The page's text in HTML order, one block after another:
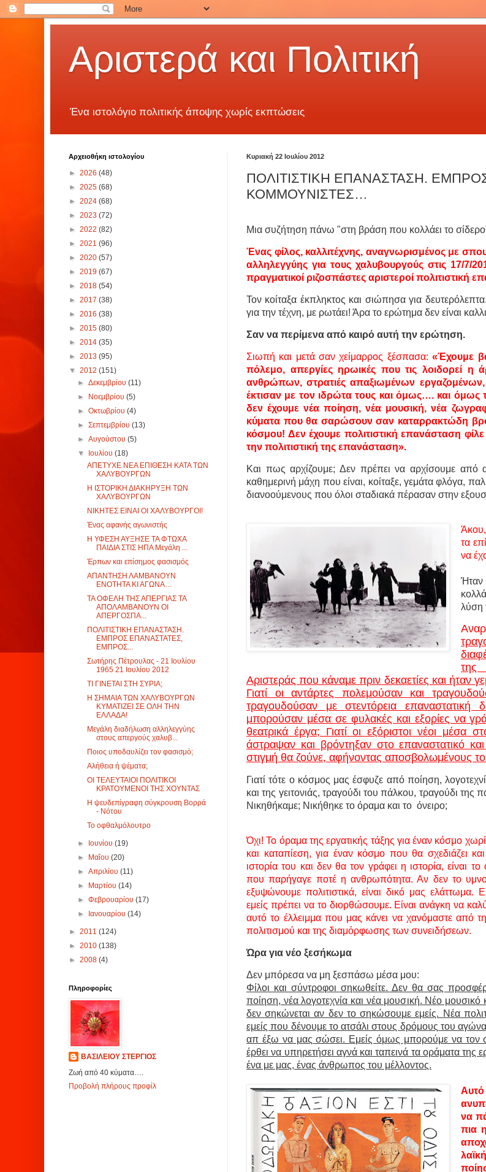
Αριστερά και Πολιτική
Ένα ιστολόγιο πολιτικής άποψης χωρίς εκπτώσεις
Κυριακή 22 Ιουλίου 2012
ΠΟΛΙΤΙΣΤΙΚΗ ΕΠΑΝΑΣΤΑΣΗ.
ΚΟΜΜΟΥΝΙΣΤΕΣ…
Μια συζήτηση πάνω "στη βράση που κολλάει το
Ένας φίλος, καλλιτέχνης, αναγνωρισμένος με
αλληλεγγύης για τους χαλυβουργούς στις 17/7/
πραγματικοί ριζοσπάστες αριστεροί πολιτιστική
Τον κοίταξα έκπληκτος και σιώπησα για
για την τέχνη, με ρωτάει! Άρα το ερώτημα δεν είναι
Σαν να περίμενα από καιρό αυτή την ερώτηση.
Σιωπή και μετά σαν χείμαρρος ξέσπασα: «Έχουμε
πόλεμο, απεργίες ηρωικές που τις λοιδορεί η
ανθρώπων, στρατιές απαξιωμένων
έκτισαν με τον ιδρώτα τους και όμως…. και όμως
δεν έχουμε νέα ποίηση, νέα μουσική, νέα
κύματα που θα σαρώσουν σαν καταρρακτώδη
κόσμου! Δεν έχουμε πολιτιστική επανάσταση
την πολιτιστική της επανάσταση».
Και πως αρχίζουμε; Δεν πρέπει να αρχίσουμε
καθημερινή μάχη που είναι, κοίταξε, γεμάτα φλόγα,
διανοούμενους που όλοι σταδιακά πέρασαν στην
Άκου,
τα
να
Ήταν
λύση
της
Αριστεράς που κάναμε πριν δεκαετίες και ήταν
Γιατί οι αντάρτες πολεμούσαν και
τραγουδούσαν με στεντόρεια επαναστατική
μπορούσαν μέσα σε φυλακές και εξορίες να
θεατρικά έργα; Γιατί οι εξόριστοι νέοι
άστραψαν και βρόντηξαν στο επαναστατικό
στιγμή θα ζούνε, αφήνοντας αποσβολωμένους
Γιατί τότε ο κόσμος μας έσφυζε από ποίηση,
και της γειτονιάς, τραγούδι του πάλκου, τραγούδι
Νικηθήκαμε; Νικήθηκε το όραμα και το όνειρο;
Όχι! Το όραμα της εργατικής τάξης για έναν κόσμο
και καταπίεση, για έναν κόσμο που θα σχεδιάζει
ιστορία του και δεν θα τον γράφει η ιστορία, είναι
που παρήγαγε ποτέ η ανθρωπότητα. Αν δεν το
εξυψώνουμε πολιτιστικά, είναι δικό μας ελάττωμα.
εμείς πρέπει να το διορθώσουμε. Είναι ανάγκη να
αυτό το έλλειμμα που μας κάνει να χανόμαστε από
πολιτισμού και της διαμόρφωσης των συνειδήσεων.
Ώρα για νέο ξεσήκωμα
Δεν μπόρεσα να μη ξεσπάσω μέσα μου:
Φίλοι και σύντροφοι σηκωθείτε. Δεν θα σας
ποίηση, νέα λογοτεχνία και νέα μουσική. Νέο μουσικό
δεν σηκώνεται αν δεν το σηκώσουμε εμείς. Νέα
εμείς που δένουμε το ατσάλι στους δρόμους του
απ έξω να μας σώσει. Εμείς όμως μπορούμε να τον
έρθει να υπηρετήσει αγνά και ταπεινά τα οράματα της
ένα με μας, ένας άνθρωπος του μέλλοντος.
Αυτό
να
πια
Αρχειοθήκη ιστολογίου
► 2026 (48)
► 2025 (68)
► 2024 (68)
► 2023 (72)
► 2022 (82)
► 2021 (96)
► 2020 (57)
► 2019 (67)
► 2018 (54)
► 2017 (38)
► 2016 (38)
► 2015 (80)
► 2014 (35)
► 2013 (95)
▼ 2012 (151)
►Δεκεμβρίου(11)
►
Νοεμβρίου(5)
►Οκτωβρίου(4)
►Σεπτεμβρίου(13)
►Αυγούστου(5)
▼
Ιουλίου(18)
ΑΠΕΤΥΧΕ ΝΕΑ ΕΠΙΘΕΣΗ ΚΑΤΑ ΤΩΝ
ΧΑΛΥΒΟΥΡΓΩΝ
Η ΙΣΤΟΡΙΚΗ ΔΙΑΚΗΡΥΞΗ ΤΩΝ
ΧΑΛΥΒΟΥΡΓΩΝ
ΝΙΚΗΤΕΣ ΕΙΝΑΙ ΟΙ ΧΑΛΥΒΟΥΡΓΟΙ!
Ένας αφανής αγωνιστής
Η ΥΦΕΣΗ ΑΥΞΗΣΕ ΤΑ ΦΤΩΧΑ
ΠΑΙΔΙΑ ΣΤΙΣ ΗΠΑ Μεγάλη ...
Έρπων και επίσημος φασισμός
ΑΠΑΝΤΗΣΗ ΛΑΜΒΑΝΟΥΝ
ΕΝΟΤΗΤΑ ΚΙ ΑΓΩΝΑ…
ΤΑ ΟΦΕΛΗ ΤΗΣ ΑΠΕΡΓΙΑΣ ΤΑ
ΑΠΟΛΑΜΒΑΝΟΥΝ ΟΙ
ΑΠΕΡΓΟΣΠΑ...
ΠΟΛΙΤΙΣΤΙΚΗ ΕΠΑΝΑΣΤΑΣΗ.
ΕΜΠΡΟΣ ΕΠΑΝΑΣΤΑΤΕΣ,
ΕΜΠΡΟΣ...
Σωτήρης Πέτρουλας - 21 Ιουλίου
1965 21 Ιουλίου 2012
ΤΙ ΓΙΝΕΤΑΙ ΣΤΗ ΣΥΡΙΑ;
Η ΣΗΜΑΙΑ ΤΩΝ ΧΑΛΥΒΟΥΡΓΩΝ
ΚΥΜΑΤΙΖΕΙ ΣΕ ΟΛΗ ΤΗΝ
ΕΛΛΑΔΑ!
Μεγάλη διαδήλωση αλληλεγγύης
στους απεργούς χαλυβ...
Ποιος υποδαυλίζει τον φασισμό;
Αλήθεια ή ψέματα;
ΟΙ ΤΕΛΕΥΤΑΙΟΙ ΠΟΛΙΤΙΚΟΙ
ΚΡΑΤΟΥΜΕΝΟΙ ΤΗΣ ΧΟΥΝΤΑΣ
Η ψευδεπίγραφη σύγκρουση Βορρά
- Νότου
Το οφθαλμόλουτρο
► Ιουνίου(19)
►
Μαΐου(20)
►Απριλίου(11)
►
Μαρτίου(14)
►Φεβρουαρίου(17)
►
Ιανουαρίου(14)
► 2011 (124)
► 2010 (138)
► 2008 (4)
Πληροφορίες
ΒΑΣΙΛΕΙΟΥ ΣΤΕΡΓΙΟΣ
Ζωή από 40 κύματα….
Προβολή πλήρους προφίλ